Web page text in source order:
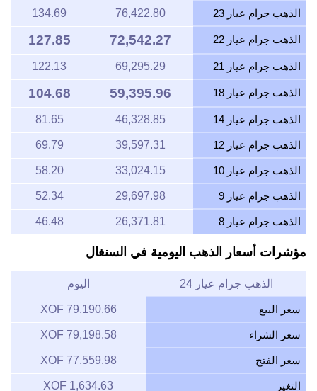
الذهب جرام عيار 23 76,422.80
134.69
الذهب جرام عيار 22 72,542.27
127.85
الذهب جرام عيار 21 69,295.29
122.13
الذهب جرام عيار 18 59,395.96
104.68
الذهب جرام عيار 14 46,328.85
81.65
الذهب جرام عيار 12 39,597.31
69.79
الذهب جرام عيار 10 33,024.15
58.20
الذهب جرام عيار 9 29,697.98
52.34
الذهب جرام عيار 8 26,371.81
46.48
مؤشرات أسعار الذهب اليومية في السنغال
الذهب جرام عيار 24 اليوم
سعر البيع 79,190.66 XOF
سعر الشراء 79,198.58 XOF
سعر الفتح 77,559.98 XOF
التغير 1,634.63 XOF